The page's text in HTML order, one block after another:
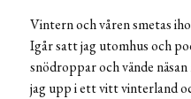
Vintern och våren smetas
Igår satt jag utomhus och
snödroppar och vände
jag upp i ett vitt vinterland